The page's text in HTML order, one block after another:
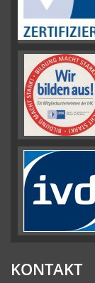
KONTAKT